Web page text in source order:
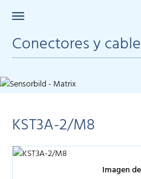
Conectores y
KST3A-2/M8
Imagen